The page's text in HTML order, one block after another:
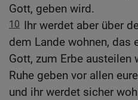
Gott, geben wird.
10 Ihr werdet aber über
dem Lande wohnen, das
Gott, zum Erbe austeilen
Ruhe geben vor allen
und ihr werdet sicher